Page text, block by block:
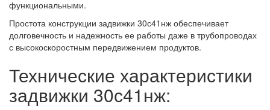
функциональными.
Простота конструкции задвижки 30с41нж обеспечивает
долговечность и надежность ее работы даже в трубопроводах
с высокоскоростным передвижением продуктов.
Технические характеристики
задвижки 30с41нж: